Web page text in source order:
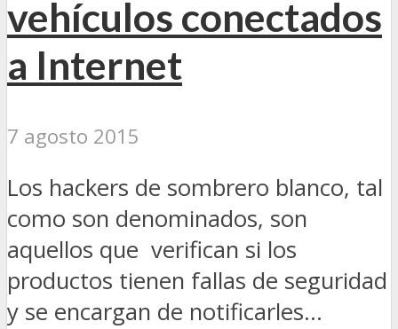
vehículos conectados
a Internet
7 agosto 2015
Los hackers de sombrero blanco, tal
como son denominados, son
aquellos que verifican si los
productos tienen fallas de seguridad
y se encargan de notificarles...